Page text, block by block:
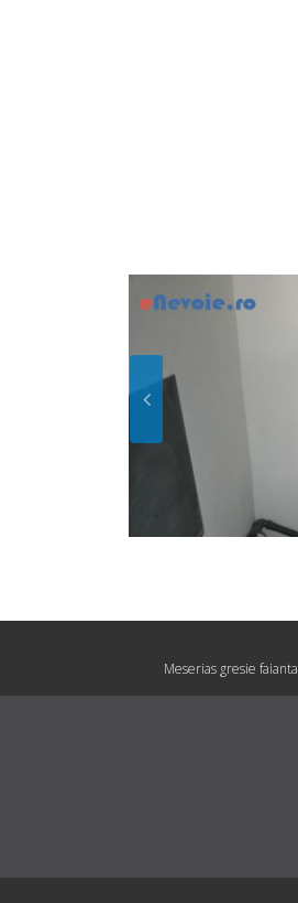
Meserias gresie faianta